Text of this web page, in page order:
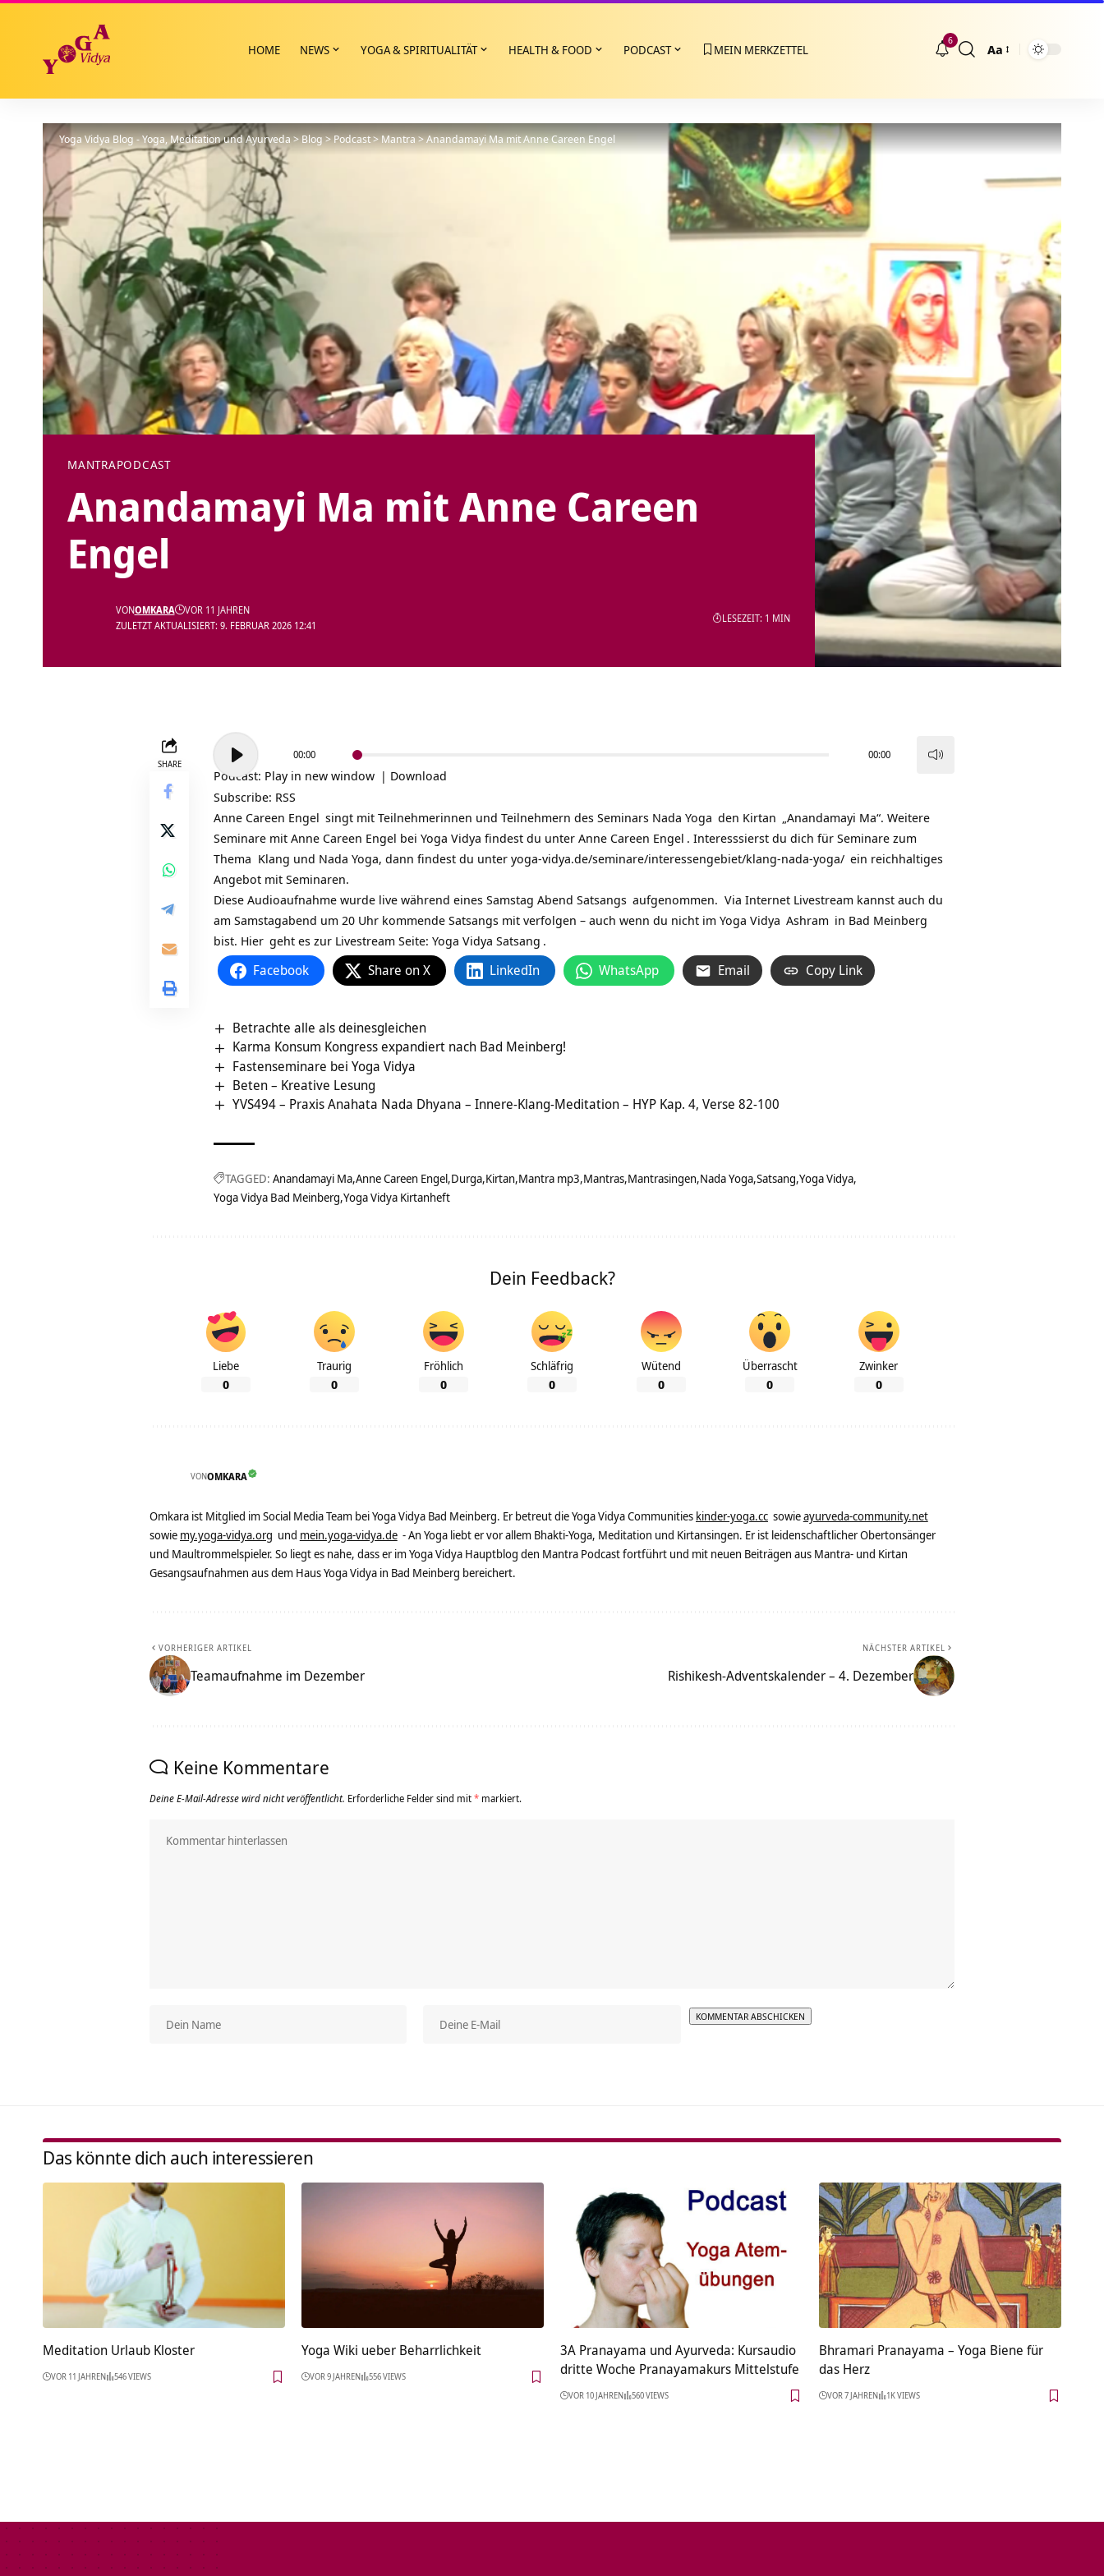
HOME NEWS YOGA & SPIRITUALITÄT HEALTH & FOOD PODCAST MEIN MERKZETTEL
6
Größenänderung
Aa
Yoga Vidya Blog - Yoga, Meditation und Ayurveda>Blog>Podcast>Mantra>Anandamayi Ma mit Anne Careen Engel
MANTRAPODCAST
Anandamayi Ma mit Anne Careen
Engel
ZULETZT AKTUALISIERT: 9. FEBRUAR 2026 12:41
VONOMKARA VOR 11 JAHREN
LESEZEIT: 1 MIN
SHARE
Audio-
Player
00:00 00:00
Podcast: Play in new window | Download
Subscribe: RSS
Anne Careen Engel singt mit Teilnehmerinnen und Teilnehmern des Seminars Nada Yoga den Kirtan „Anandamayi Ma“. Weitere
Seminare mit Anne Careen Engel bei Yoga Vidya findest du unter Anne Careen Engel . Interesssierst du dich für Seminare zum
Thema Klang und Nada Yoga, dann findest du unter yoga-vidya.de/seminare/interessengebiet/klang-nada-yoga/ ein reichhaltiges
Angebot mit Seminaren.
Diese Audioaufnahme wurde live während eines Samstag Abend Satsangs aufgenommen. Via Internet Livestream kannst auch du
am Samstagabend um 20 Uhr kommende Satsangs mit verfolgen – auch wenn du nicht im Yoga Vidya Ashram in Bad Meinberg
bist. Hier geht es zur Livestream Seite: Yoga Vidya Satsang .
Facebook Share on X LinkedIn WhatsApp Email Copy Link
Betrachte alle als deinesgleichen
Karma Konsum Kongress expandiert nach Bad Meinberg!
Fastenseminare bei Yoga Vidya
Beten – Kreative Lesung
YVS494 – Praxis Anahata Nada Dhyana – Innere-Klang-Meditation – HYP Kap. 4, Verse 82-100
TAGGED: Anandamayi Ma Anne Careen Engel Durga Kirtan Mantra mp3 Mantras Mantrasingen Nada Yoga Satsang Yoga Vidya
Yoga Vidya Bad Meinberg Yoga Vidya Kirtanheft
Dein Feedback?
Liebe
0
Traurig
0
Fröhlich
0
Schläfrig
0
Wütend
0
Überrascht
0
Zwinker
0
VONOMKARA
Omkara ist Mitglied im Social Media Team bei Yoga Vidya Bad Meinberg. Er betreut die Yoga Vidya Communities kinder-yoga.cc sowieayurveda-community.net
sowie my.yoga-vidya.org und mein.yoga-vidya.de - An Yoga liebt er vor allem Bhakti-Yoga, Meditation und Kirtansingen. Er ist leidenschaftlicher Obertonsänger
und Maultrommelspieler. So liegt es nahe, dass er im Yoga Vidya Hauptblog den Mantra Podcast fortführt und mit neuen Beiträgen aus Mantra- und Kirtan
Gesangsaufnahmen aus dem Haus Yoga Vidya in Bad Meinberg bereichert.
VORHERIGER ARTIKEL
Teamaufnahme im Dezember
NÄCHSTER ARTIKEL
Rishikesh-Adventskalender – 4. Dezember
Keine Kommentare
Deine E-Mail-Adresse wird nicht veröffentlicht. Erforderliche Felder sind mit* markiert.
Das könnte dich auch interessieren
Meditation Urlaub Kloster
VOR 11 JAHREN 546 VIEWS
Yoga Wiki ueber Beharrlichkeit
VOR 9 JAHREN 556 VIEWS
3A Pranayama und Ayurveda: Kursaudio
dritte Woche Pranayamakurs Mittelstufe
VOR 10 JAHREN 560 VIEWS
Bhramari Pranayama – Yoga Biene für
das Herz
VOR 7 JAHREN 1K VIEWS